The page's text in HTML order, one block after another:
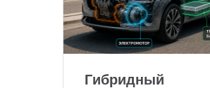
Гибридный